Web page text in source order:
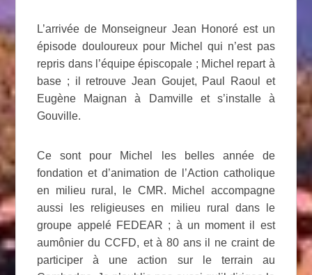
L’arrivée de Monseigneur Jean Honoré est un
épisode douloureux pour Michel qui n’est pas
repris dans l’équipe épiscopale ; Michel repart à
base ; il retrouve Jean Goujet, Paul Raoul et
Eugène Maignan à Damville et s’installe à
Gouville.
Ce sont pour Michel les belles année de
fondation et d’animation de l’Action catholique
en milieu rural, le CMR. Michel accompagne
aussi les religieuses en milieu rural dans le
groupe appelé FEDEAR ; à un moment il est
aumônier du CCFD, et à 80 ans il ne craint de
participer à une action sur le terrain au